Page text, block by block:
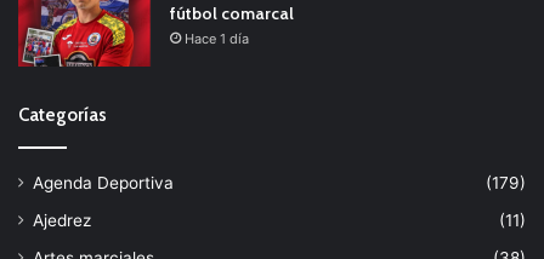
fútbol comarcal
Hace 1 día
Categorías
Agenda Deportiva
(179)
Ajedrez
(11)